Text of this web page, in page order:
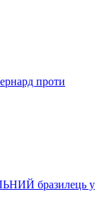
проти
бразилець у